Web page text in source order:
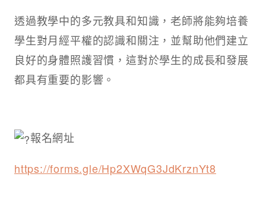
透過教學中的多元教具和知識，老師將能夠培養
學生對月經平權的認識和關注，並幫助他們建立
良好的身體照護習慣，這對於學生的成長和發展
都具有重要的影響。
報名網址
https://forms.gle/Hp2XWqG3JdKrznYt8